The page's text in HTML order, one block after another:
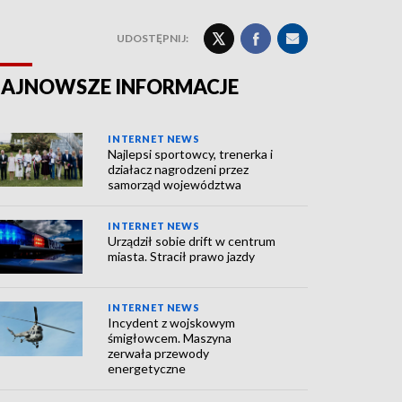
UDOSTĘPNIJ:
INFORMACJE
INTERNET NEWS
Najlepsi sportowcy, trenerka i
działacz nagrodzeni przez
samorząd województwa
INTERNET NEWS
Urządził sobie drift w centrum
miasta. Stracił prawo jazdy
INTERNET NEWS
Incydent z wojskowym
śmigłowcem. Maszyna
zerwała przewody
energetyczne